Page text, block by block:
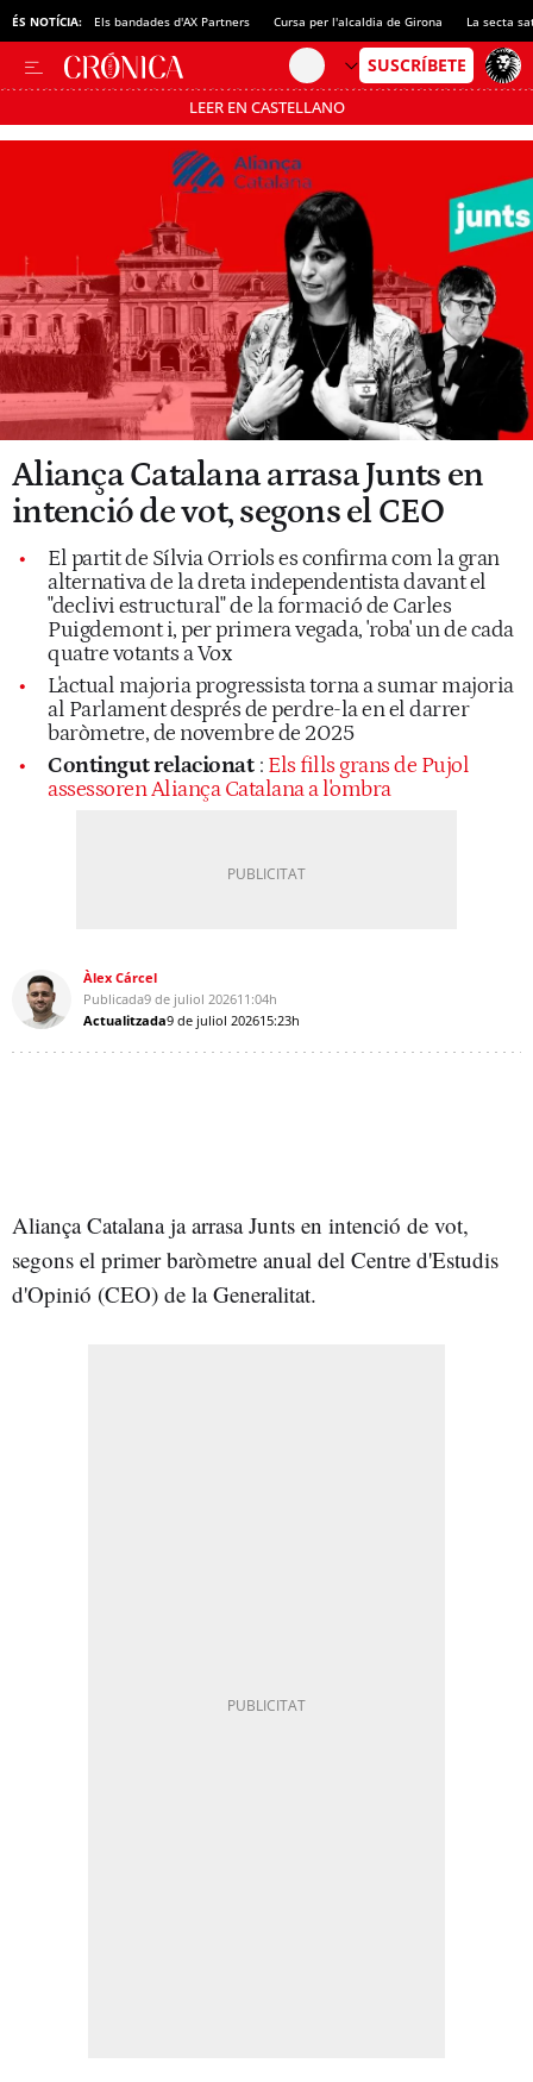
ÉS NOTÍCIA: Els bandades d'AX Partners Cursa per l'alcaldia de Girona La secta
LEER EN CASTELLANO
Passa’t al mode estalvi
Aliança Catalana arrasa Junts en
intenció de vot, segons el CEO
El partit de Sílvia Orriols es confirma com la gran
alternativa de la dreta independentista davant el
"declivi estructural" de la formació de Carles
Puigdemont i, per primera vegada, 'roba' un de cada
quatre votants a Vox
L'actual majoria progressista torna a sumar majoria
al Parlament després de perdre-la en el darrer
baròmetre, de novembre de 2025
Contingut relacionat : Els fills grans de Pujol
assessoren Aliança Catalana a l'ombra
Àlex Cárcel
Publicada9 de juliol 202611:04h
Actualitzada9 de juliol 202615:23h
Aliança Catalana ja arrasa Junts en intenció de vot,
segons el primer baròmetre anual del Centre d'Estudis
d'Opinió (CEO) de la Generalitat.